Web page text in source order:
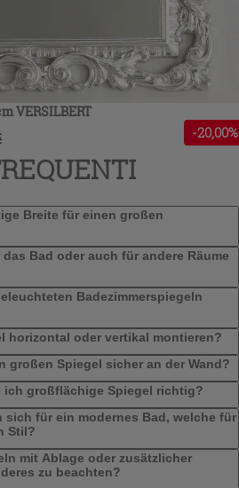
VERSILBERT
-20,00%
Breite für einen großen
Bad oder auch für andere Räume
Badezimmerspiegeln
horizontal oder vertikal montieren?
großen Spiegel sicher an der Wand?
ich großflächige Spiegel richtig?
sich für ein modernes Bad, welche für
Stil?
mit Ablage oder zusätzlicher
zu beachten?